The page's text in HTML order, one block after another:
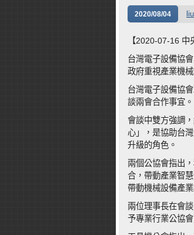
2020/08/04
【2020-07-16 中
台灣電子設備協
政府重視產業機
台灣電子設備協
談兩會合作事宜。
會談中雙方強調
心」，是協助台
升級的角色。
兩個公協會指出
合，帶動產業智
帶動機械設備產
兩位理事長在會
予專業行業公協